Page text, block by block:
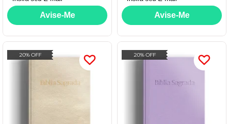
20% OFF 20% OFF